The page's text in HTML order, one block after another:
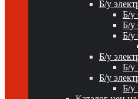
Б/у
Б/у
Б/у
Б/у
Б/у
Б/у
Б/у
Б/у